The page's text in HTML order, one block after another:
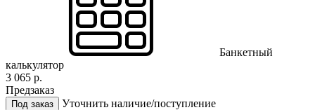
Банкетный
калькулятор
3 065 р.
Предзаказ
Под заказ
Уточнить наличие/поступление